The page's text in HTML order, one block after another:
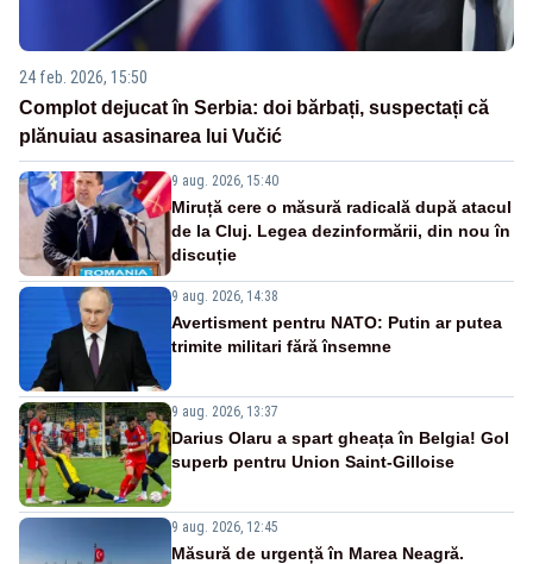
24 feb. 2026, 15:50
Complot dejucat în Serbia: doi bărbați, suspectați că
plănuiau asasinarea lui Vučić
9 aug. 2026, 15:40
Miruță cere o măsură radicală după atacul
de la Cluj. Legea dezinformării, din nou în
discuție
9 aug. 2026, 14:38
Avertisment pentru NATO: Putin ar putea
trimite militari fără însemne
9 aug. 2026, 13:37
Darius Olaru a spart gheața în Belgia! Gol
superb pentru Union Saint-Gilloise
9 aug. 2026, 12:45
Măsură de urgență în Marea Neagră.